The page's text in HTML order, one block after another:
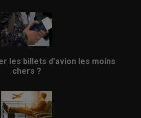
les billets d’avion les moins
chers ?